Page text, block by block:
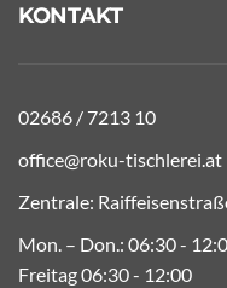
KONTAKT
02686 / 7213 10
office@roku-tischlerei.at
Zentrale:
Mon. – Don.: 06:30 -
Freitag 06:30 - 12:00